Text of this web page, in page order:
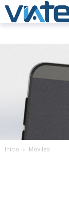
Inicio Móviles